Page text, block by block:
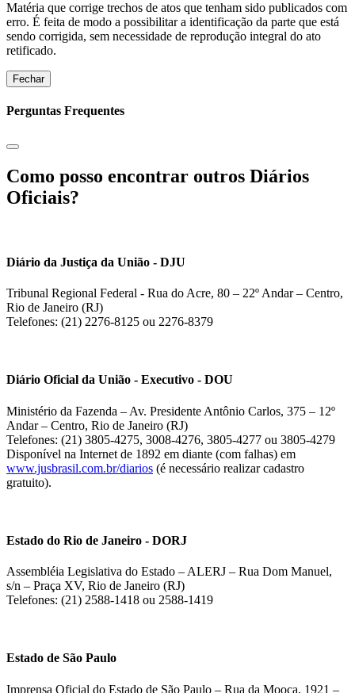
Matéria que corrige trechos de atos que tenham sido publicados com
erro. É feita de modo a possibilitar a identificação da parte que está
sendo corrigida, sem necessidade de reprodução integral do ato
retificado.
Fechar
Perguntas Frequentes
Como posso encontrar outros Diários
Oficiais?
Diário da Justiça da União - DJU
Tribunal Regional Federal - Rua do Acre, 80 – 22º Andar – Centro,
Rio de Janeiro (RJ)
Telefones: (21) 2276-8125 ou 2276-8379
Diário Oficial da União - Executivo - DOU
Ministério da Fazenda – Av. Presidente Antônio Carlos, 375 – 12º
Andar – Centro, Rio de Janeiro (RJ)
Telefones: (21) 3805-4275, 3008-4276, 3805-4277 ou 3805-4279
Disponível na Internet de 1892 em diante (com falhas) em
www.jusbrasil.com.br/diarios (é necessário realizar cadastro
gratuito).
Estado do Rio de Janeiro - DORJ
Assembléia Legislativa do Estado – ALERJ – Rua Dom Manuel,
s/n – Praça XV, Rio de Janeiro (RJ)
Telefones: (21) 2588-1418 ou 2588-1419
Estado de São Paulo
Imprensa Oficial do Estado de São Paulo – Rua da Mooca, 1921 –